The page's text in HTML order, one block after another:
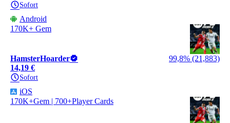
Sofort
Android
170K+ Gem
HamsterHoarder
99,8% (21,883)
14,19 €
Sofort
iOS
170K+Gem | 700+Player Cards